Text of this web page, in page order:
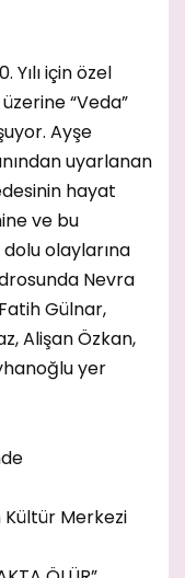
için özel
“Veda”
Ayşe
uyarlanan
hayat
ve bu
olaylarına
Nevra
Gülnar,
Alişan Özkan,
yer
Merkezi